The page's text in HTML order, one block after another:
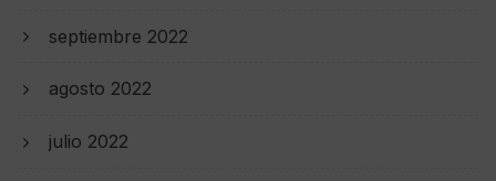
septiembre 2022
agosto 2022
julio 2022